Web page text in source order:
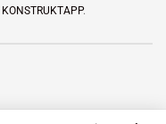
KONSTRUKTAPP.